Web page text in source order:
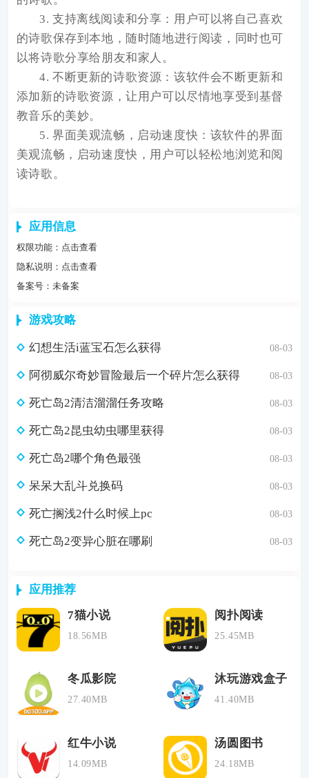
3. 支持离线阅读和分享：用户可以将自己喜欢
的诗歌保存到本地，随时随地进行阅读，同时也可
以将诗歌分享给朋友和家人。
4. 不断更新的诗歌资源：该软件会不断更新和
添加新的诗歌资源，让用户可以尽情地享受到基督
教音乐的美妙。
5. 界面美观流畅，启动速度快：该软件的界面
美观流畅，启动速度快，用户可以轻松地浏览和阅
读诗歌。
应用信息
权限功能： 点击查看
隐私说明： 点击查看
备案号：未备案
游戏攻略
幻想生活i蓝宝石怎么获得 08-03
阿彻威尔奇妙冒险最后一个碎片怎么获得 08-03
死亡岛2清洁溜溜任务攻略 08-03
死亡岛2昆虫幼虫哪里获得 08-03
死亡岛2哪个角色最强 08-03
呆呆大乱斗兑换码 08-03
死亡搁浅2什么时候上pc 08-03
死亡岛2变异心脏在哪刷 08-03
应用推荐
7猫小说
18.56MB
阅扑阅读
25.45MB
冬瓜影院
27.40MB
沐玩游戏盒子
41.40MB
红牛小说
14.09MB
汤圆图书
24.18MB